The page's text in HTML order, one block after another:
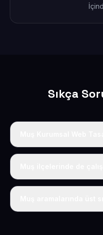
Sıkça
Muş dahil Türkiye’nin
Elbette; Muş iline bağlı